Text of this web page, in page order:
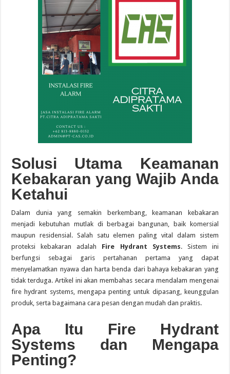
Solusi Utama Keamanan
Kebakaran yang Wajib Anda
Ketahui
Dalam dunia yang semakin berkembang, keamanan kebakaran
menjadi kebutuhan mutlak di berbagai bangunan, baik komersial
maupun residensial. Salah satu elemen paling vital dalam sistem
proteksi kebakaran adalah Fire Hydrant Systems. Sistem ini
berfungsi sebagai garis pertahanan pertama yang dapat
menyelamatkan nyawa dan harta benda dari bahaya kebakaran yang
tidak terduga. Artikel ini akan membahas secara mendalam mengenai
fire hydrant systems, mengapa penting untuk dipasang, keunggulan
produk, serta bagaimana cara pesan dengan mudah dan praktis.
Apa Itu Fire Hydrant
Systems dan Mengapa
Penting?